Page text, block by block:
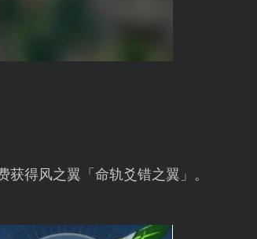
得风之翼「命轨爻错之翼」。